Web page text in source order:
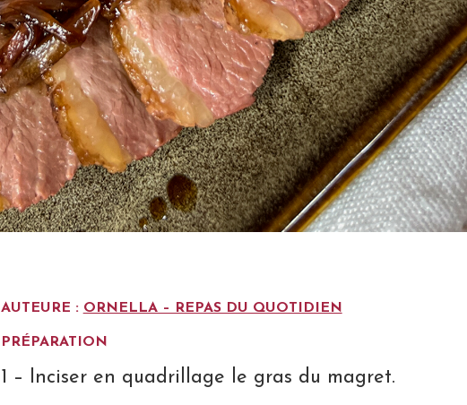
AUTEURE : ORNELLA – REPAS DU QUOTIDIEN
PRÉPARATION
1 – Inciser en quadrillage le gras du magret.